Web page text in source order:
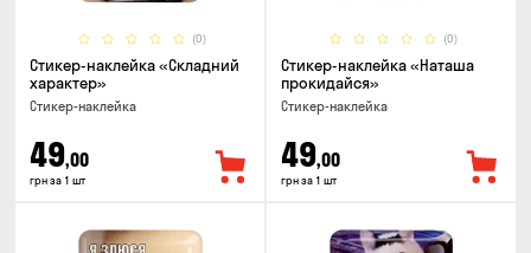
(0)
Стикер-наклейка «Складний
характер»
Стикер-наклейка
49,00
грн за 1 шт
(0)
Стикер-наклейка «Наташа
прокидайся»
Стикер-наклейка
49,00
грн за 1 шт